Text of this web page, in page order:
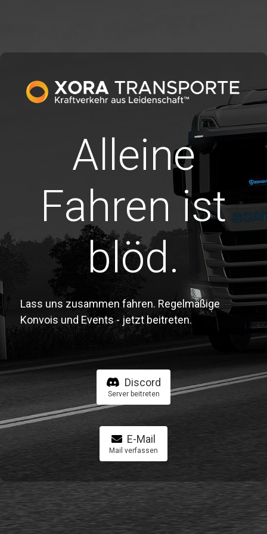
Alleine
Fahren ist
blöd.
Lass uns zusammen fahren. Regelmäßige
Konvois und Events - jetzt beitreten.
Discord
Server beitreten
E-Mail
Mail verfassen